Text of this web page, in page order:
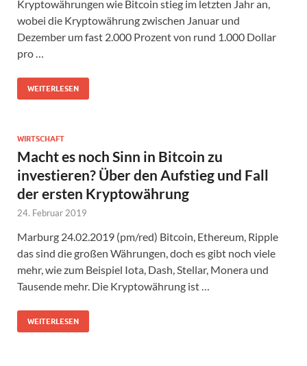
Kryptowährungen wie Bitcoin stieg im letzten Jahr an,
wobei die Kryptowährung zwischen Januar und
Dezember um fast 2.000 Prozent von rund 1.000 Dollar
pro …
WEITERLESEN
WIRTSCHAFT
Macht es noch Sinn in Bitcoin zu
investieren? Über den Aufstieg und Fall
der ersten Kryptowährung
24. Februar 2019
Marburg 24.02.2019 (pm/red) Bitcoin, Ethereum, Ripple
das sind die großen Währungen, doch es gibt noch viele
mehr, wie zum Beispiel Iota, Dash, Stellar, Monera und
Tausende mehr. Die Kryptowährung ist …
WEITERLESEN